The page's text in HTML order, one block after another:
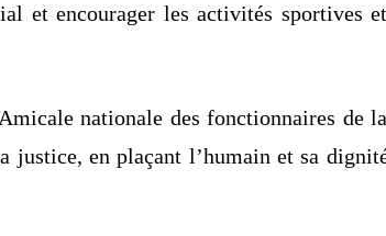
et encourager les activités
nationale des fonctionnaires de
justice, en plaçant l’humain et sa